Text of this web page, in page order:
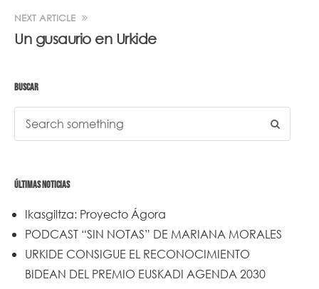
NEXT ARTICLE
Un gusaurio en Urkide
BUSCAR
ÚLTIMAS NOTICIAS
Ikasgiltza: Proyecto Ágora
PODCAST “SIN NOTAS” DE MARIANA MORALES
URKIDE CONSIGUE EL RECONOCIMIENTO
BIDEAN DEL PREMIO EUSKADI AGENDA 2030